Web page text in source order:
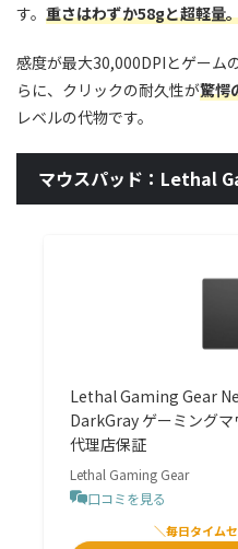
す。 重さはわずか58gと超軽量
感度が最大30,000DPIとゲーム
らに、クリックの耐久性が驚愕
レベルの代物です。
マウスパッド：Lethal
Lethal Gaming Gear
DarkGray ゲーミング
代理店保証
Lethal Gaming Gear
口コミを見る
＼毎日タイム